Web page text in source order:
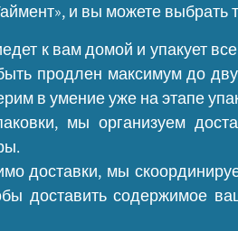
и вы можете выбрать
к вам домой и упакует
продлен максимум до
в умение уже на этапе
мы организуем
доставки, мы
доставить содержимое